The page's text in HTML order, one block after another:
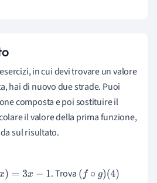
in cui devi trovare un valore
hai di nuovo due strade. Puoi
composta e poi sostituire il
il valore della prima funzione,
sul risultato.
)= 3x− 1 . Trova (f∘ g) (4)